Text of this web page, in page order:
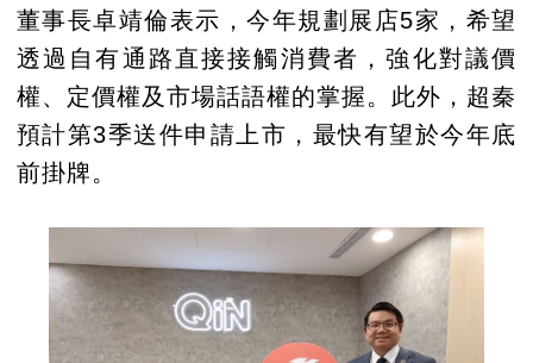
董事長卓靖倫表示，今年規劃展店5家，希望
透過自有通路直接接觸消費者，強化對議價
權、定價權及市場話語權的掌握。此外，超秦
預計第3季送件申請上市，最快有望於今年底
前掛牌。